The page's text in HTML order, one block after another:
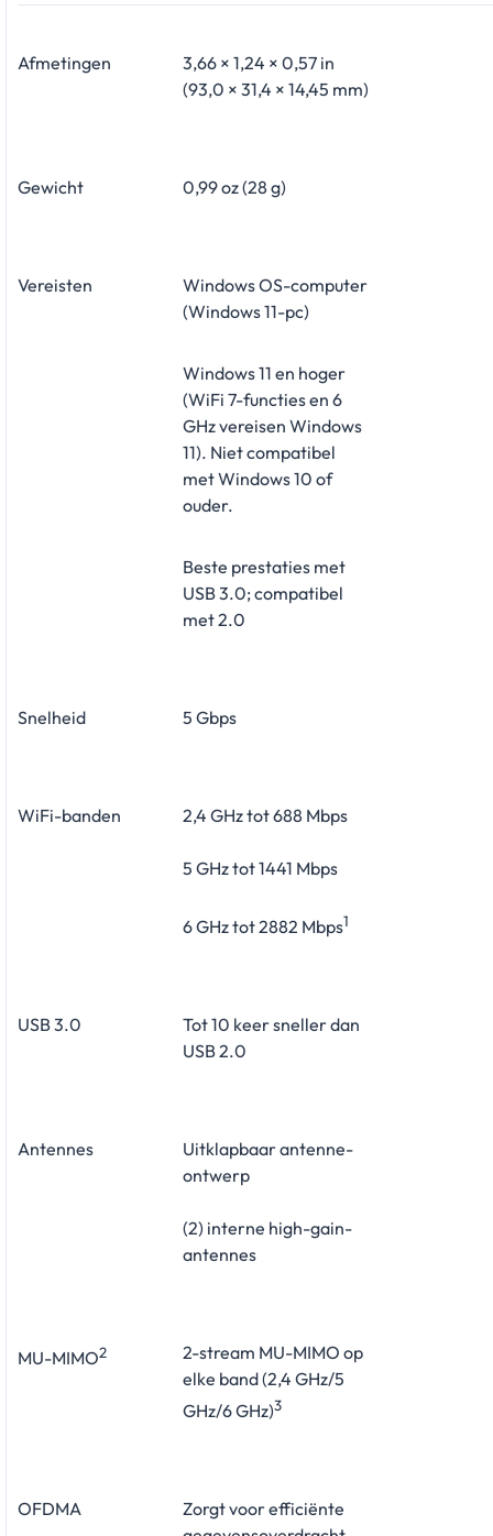
Afmetingen
3,66 × 1,24 × 0,57 in
(93,0 × 31,4 × 14,45 mm)
Gewicht 0,99 oz (28 g)
Vereisten
Windows OS-computer
(Windows 11-pc)
Windows 11 en hoger
(WiFi 7-functies en 6
GHz vereisen Windows
11). Niet compatibel
met Windows 10 of
ouder.
Beste prestaties met
USB 3.0; compatibel
met 2.0
Snelheid 5 Gbps
WiFi-banden 2,4 GHz tot 688 Mbps
5 GHz tot 1441 Mbps
6 GHz tot 2882 Mbps1
USB 3.0
Tot 10 keer sneller dan
USB 2.0
Antennes
Uitklapbaar antenne-
ontwerp
(2) interne high-gain-
antennes
MU-MIMO2
2-stream MU-MIMO op
elke band (2,4 GHz/5
GHz/6 GHz)3
OFDMA
Zorgt voor efficiënte